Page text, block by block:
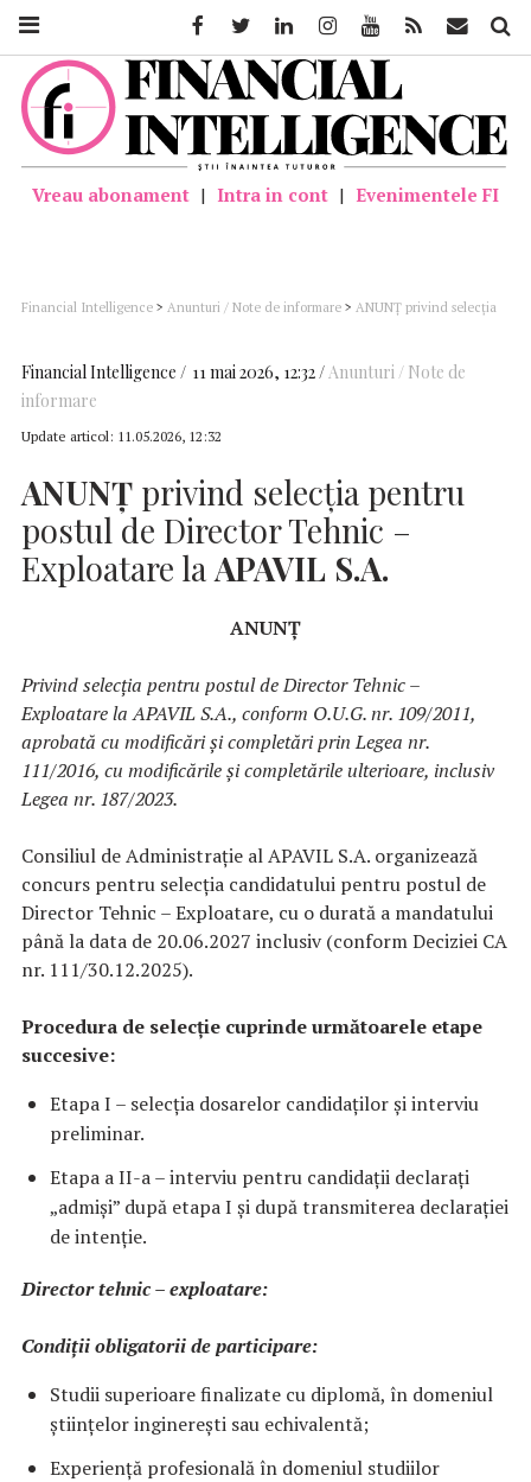
Vreau abonament | Intra in cont | Evenimentele FI
Financial Intelligence > Anunturi / Note de informare > ANUNȚ privind selecția
Financial Intelligence 11 mai 2026, 12:32 Anunturi / Note de
informare
Update articol: 11.05.2026, 12:32
ANUNȚ privind selecția pentru
postul de Director Tehnic –
Exploatare laAPAVIL S.A.
ANUNȚ
Privind selecția pentru postul de Director Tehnic –
Exploatare la APAVIL S.A., conform O.U.G. nr. 109/2011,
aprobată cu modificări și completări prin Legea nr.
111/2016, cu modificările și completările ulterioare, inclusiv
Legea nr. 187/2023.
Consiliul de Administrație al APAVIL S.A. organizează
concurs pentru selecția candidatului pentru postul de
Director Tehnic – Exploatare, cu o durată a mandatului
până la data de 20.06.2027 inclusiv (conform Deciziei CA
nr. 111/30.12.2025).
Procedura de selecție cuprinde următoarele etape
succesive:
Etapa I – selecția dosarelor candidaților și interviu
preliminar.
Etapa a II-a – interviu pentru candidații declarați
„admiși” după etapa I și după transmiterea declarației
de intenție.
Director tehnic – exploatare:
Condiții obligatorii de participare:
Studii superioare finalizate cu diplomă, în domeniul
ştiinţelor inginerești sau echivalentă;
Experiență profesională în domeniul studiilor
FacebookTwitter LinkedinInstagramYoutube Feed Mail